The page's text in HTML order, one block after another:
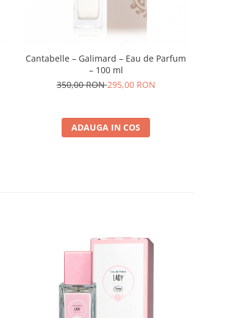
Cantabelle – Galimard – Eau de Parfum
– 100 ml
350,00 RON295,00 RON
ADAUGA IN COS